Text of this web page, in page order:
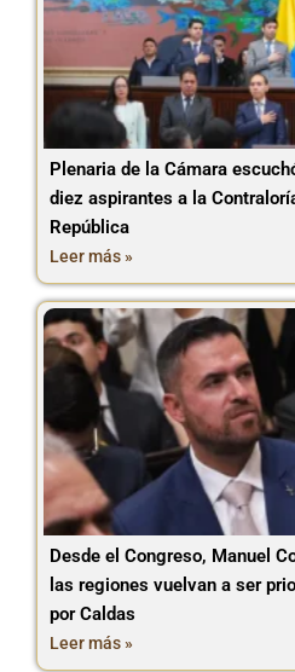
Plenaria de la Cámara
diez aspirantes a la
República
Leer más »
Desde el Congreso, Manuel
las regiones vuelvan a ser
por Caldas
Leer más »